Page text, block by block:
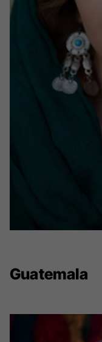
Guatemala